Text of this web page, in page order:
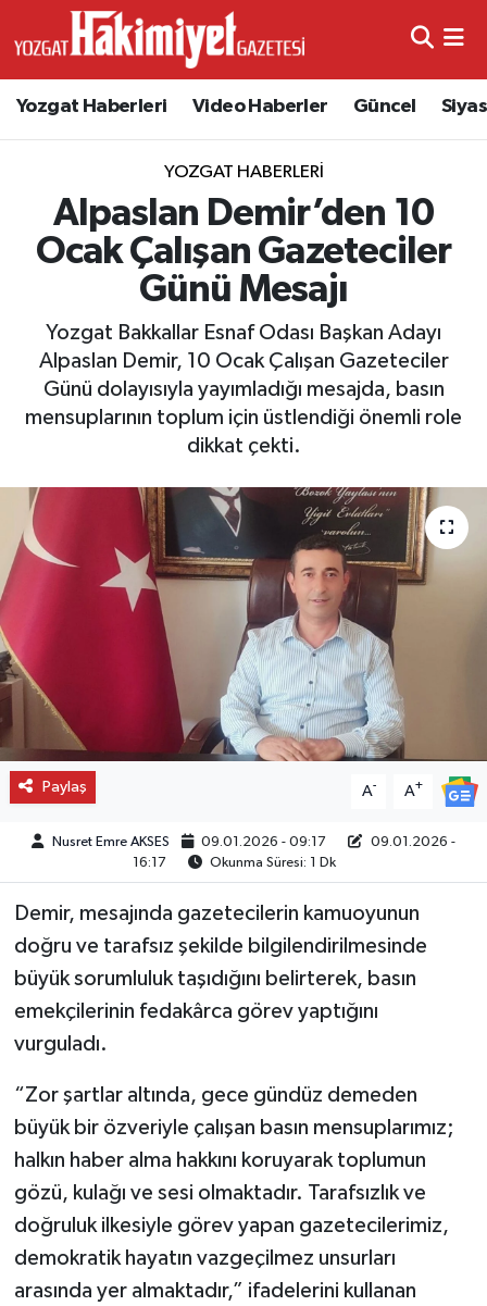
Yozgat Haberleri Video Haberler Güncel
YOZGAT HABERLERI
Alpaslan Demir’den 10
Ocak Çalışan Gazeteciler
Günü Mesajı
Yozgat Bakkallar Esnaf Odası Başkan Adayı
Alpaslan Demir, 10 Ocak Çalışan Gazeteciler
Günü dolayısıyla yayımladığı mesajda, basın
mensuplarının toplum için üstlendiği önemli role
dikkat çekti.
Paylaş A- A+
Nusret Emre AKSES 09.01.2026 - 09:17
09.01.2026 -
16:17
Okunma Süresi: 1 Dk
Demir, mesajında gazetecilerin kamuoyunun
doğru ve tarafsız şekilde bilgilendirilmesinde
büyük sorumluluk taşıdığını belirterek, basın
emekçilerinin fedakârca görev yaptığını
vurguladı.
“Zor şartlar altında, gece gündüz demeden
büyük bir özveriyle çalışan basın mensuplarımız;
halkın haber alma hakkını koruyarak toplumun
gözü, kulağı ve sesi olmaktadır. Tarafsızlık ve
doğruluk ilkesiyle görev yapan gazetecilerimiz,
demokratik hayatın vazgeçilmez unsurları
arasında yer almaktadır,” ifadelerini kullanan